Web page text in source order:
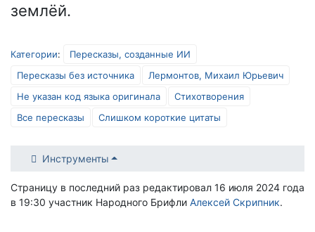
землёй.
Категории:
Пересказы, созданные ИИ
Пересказы без источника
Лермонтов, Михаил Юрьевич
Не указан код языка оригинала
Стихотворения
Все пересказы
Слишком короткие цитаты
Инструменты
Страницу в последний раз редактировал 16 июля 2024 года
в 19:30 участник Народного Брифли Алексей Скрипник.